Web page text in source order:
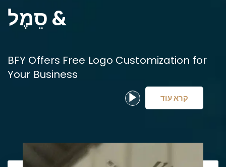
& סֵמֶל
BFY Offers Free Logo Customization for
Your Business
קרא עוד